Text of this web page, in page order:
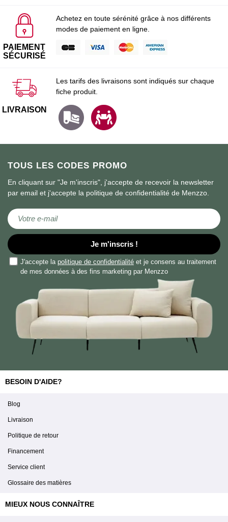
TOUS LES CODES PROMO
En cliquant sur "Je m'inscris", j'accepte de recevoir la newsletter
par email et j'accepte la politique de confidentialité de Menzzo.
Inscription à notre lettre d’information :
Je m'inscris !
J'accepte la politique de confidentialité et je consens au traitement
de mes données à des fins marketing par Menzzo
PAIEMENT
SÉCURISÉ
Achetez en toute sérénité grâce à nos différents
modes de paiement en ligne.
LIVRAISON
Les tarifs des livraisons sont indiqués sur chaque
fiche produit.
BESOIN D'AIDE?
Blog
Livraison
Politique de retour
Financement
Service client
Glossaire des matières
MIEUX NOUS CONNAÎTRE